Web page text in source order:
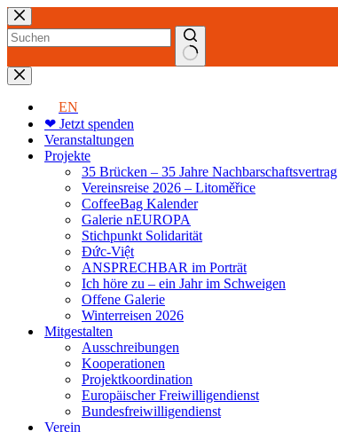
Zum
Inhalt
springen
Keine
Ergebnisse
EN
❤ Jetzt spenden
Veranstaltungen
Projekte
35 Brücken – 35 Jahre Nachbarschaftsvertrag
Vereinsreise 2026 – Litoměřice
CoffeeBag Kalender
Galerie nEUROPA
Stichpunkt Solidarität
Đức-Việt
ANSPRECHBAR im Porträt
Ich höre zu – ein Jahr im Schweigen
Offene Galerie
Winterreisen 2026
Mitgestalten
Ausschreibungen
Kooperationen
Projektkoordination
Europäischer Freiwilligendienst
Bundesfreiwilligendienst
Verein